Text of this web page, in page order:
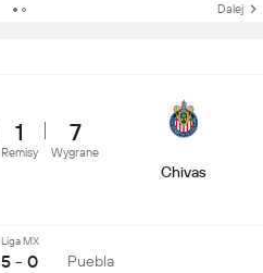
Dalej
1
Remisy
7
Wygrane
Chivas
Liga MX
5 - 0 Puebla